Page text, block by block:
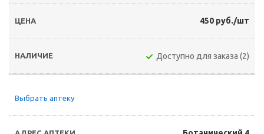
450 руб./шт
Доступно для заказа (2)
Выбрать аптеку